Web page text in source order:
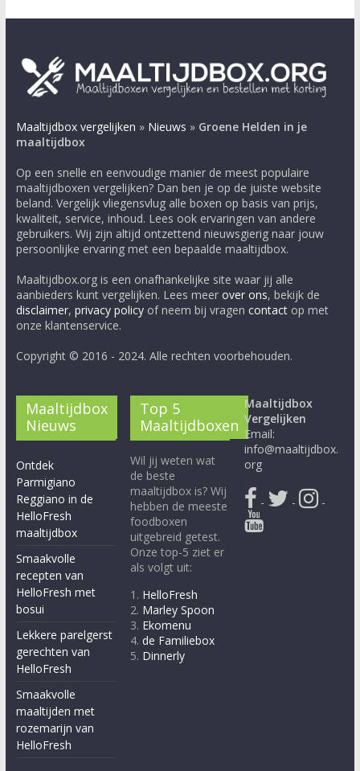
Maaltijdbox vergelijken » Nieuws » Groene Helden in je
maaltijdbox
Op een snelle en eenvoudige manier de meest populaire
maaltijdboxen vergelijken? Dan ben je op de juiste website
beland. Vergelijk vliegensvlug alle boxen op basis van prijs,
kwaliteit, service, inhoud. Lees ook ervaringen van andere
gebruikers. Wij zijn altijd ontzettend nieuwsgierig naar jouw
persoonlijke ervaring met een bepaalde maaltijdbox.
Maaltijdbox.org is een onafhankelijke site waar jij alle
aanbieders kunt vergelijken. Lees meer over ons, bekijk de
disclaimer, privacy policyof neem bij vragen contactop met
onze klantenservice.
Copyright © 2016 - 2024. Alle rechten voorbehouden.
Maaltijdbox
Nieuws
Ontdek
Parmigiano
Reggiano in de
HelloFresh
maaltijdbox
Smaakvolle
recepten van
HelloFresh met
bosui
Lekkere parelgerst
gerechten van
HelloFresh
Smaakvolle
maaltijden met
rozemarijn van
HelloFresh
Top 5
Maaltijdboxen
Wil jij weten wat
de beste
maaltijdbox is? Wij
hebben de meeste
foodboxen
uitgebreid getest.
Onze top-5 ziet er
als volgt uit:
1. HelloFresh
2. Marley Spoon
3. Ekomenu
4.de Familiebox
5. Dinnerly
Maaltijdbox
Vergelijken
Email:
info@maaltijdbox.
org
- - -